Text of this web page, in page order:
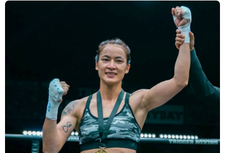
Trong khi đó, Katie Taylor sẽ được trao danh hiệu Nữ võ sĩ xuất sắc
Dù chỉ thi đấu một trận trong năm 2025, nhưng đó lại là một trong
những màn trình diễn ấn tượng nhất trong sự nghiệp lẫy lừng với
thành tích 25 thắng - 1 thua (6 KO) của Taylor. Cô đã đánh bại đối
thủ lâu năm Amanda Serrano bằng chiến thắng tính điểm đồng
thuận trong trận thứ ba — và có thể là cuối cùng — của cặp đấu này
tại Madison Square Garden vào tháng 7.
Chiến thắng này nối tiếp hai trận thắng gây nhiều tranh cãi trước
Serrano vào các năm 2022 và 2024. Tuy nhiên lần này, không còn
bất kỳ nghi ngờ nào khi Taylor hoàn toàn vượt trội trong suốt 10
Sẽ còn thêm nhiều thông tin sắp được cập nhật